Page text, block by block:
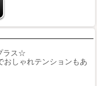
ラス☆
おしゃれテンションもあ